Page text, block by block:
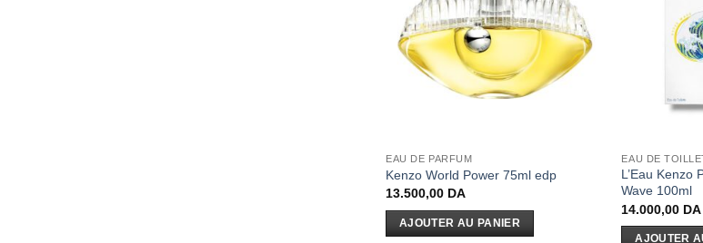
EAU DE PARFUM
Kenzo World Power 75ml edp
13.500,00 DA
AJOUTER AU PANIER
EAU DE
L’Eau Kenzo
Wave 100ml
14.000,00 DA
AJOUTER